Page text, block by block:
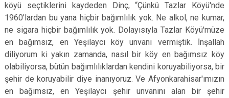
köyü seçtiklerini kaydeden Dinç, “Çünkü Tazlar Köyü'nde
1960'lardan bu yana hiçbir bağımlılık yok. Ne alkol, ne kumar,
ne sigara hiçbir bağımlılık yok. Dolayısıyla Tazlar Köyü'müze
en bağımsız, en Yeşilaycı köy unvanı vermiştik. İnşallah
diliyorum ki yakın zamanda, nasıl bir köy en bağımsız köy
olabiliyorsa, bütün bağımlılıklardan kendini koruyabiliyorsa, bir
şehir de koruyabilir diye inanıyoruz. Ve Afyonkarahisar'ımızın
en bağımsız, en Yeşilaycı şehir unvanını alan bir şehir